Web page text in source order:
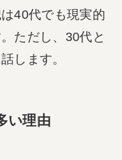
40代でも現実的
ただし、30代と
します。
い理由